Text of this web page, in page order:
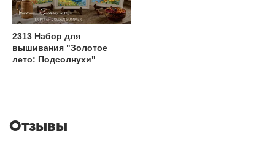
2313 Набор для
вышивания "Золотое
лето: Подсолнухи"
Отзывы